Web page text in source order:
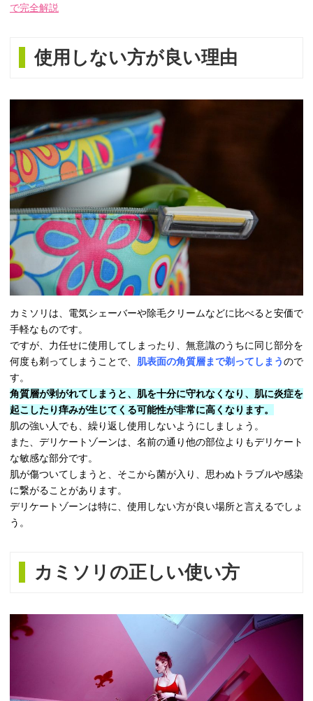
で完全解説
使用しない方が良い理由
カミソリは、電気シェーバーや除毛クリームなどに比べると安価で
手軽なものです。
ですが、力任せに使用してしまったり、無意識のうちに同じ部分を
何度も剃ってしまうことで、 肌表面の角質層まで剃ってしまうので
す。
角質層が剥がれてしまうと、肌を十分に守れなくなり、肌に炎症を
起こしたり痒みが生じてくる可能性が非常に高くなります。
肌の強い人でも、繰り返し使用しないようにしましょう。
また、デリケートゾーンは、名前の通り他の部位よりもデリケート
な敏感な部分です。
肌が傷ついてしまうと、そこから菌が入り、思わぬトラブルや感染
に繋がることがあります。
デリケートゾーンは特に、使用しない方が良い場所と言えるでしょ
う。
カミソリの正しい使い方